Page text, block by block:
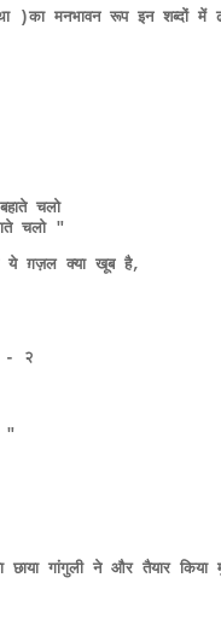
)का मनभावन रूप इन शब्दों में
चलो
चलो "
ये ग़ज़ल क्या खूब है,
- २
"
गांगुली ने और तैयार किया